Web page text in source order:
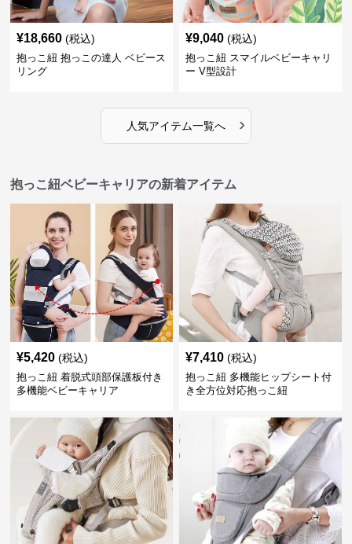
¥18,660 (税込)
抱っこ紐 抱っこの達人 ベビース
リング
¥9,040 (税込)
抱っこ紐 スマイルベビーキャリ
ー V型設計
人気アイテム一覧へ ›
抱っこ紐ベビーキャリアの新着アイテム
¥5,420 (税込)
抱っこ紐 着脱式頭部保護板付き
多機能ベビーキャリア
¥7,410 (税込)
抱っこ紐 多機能ヒップシート付
き全方位対応抱っこ紐